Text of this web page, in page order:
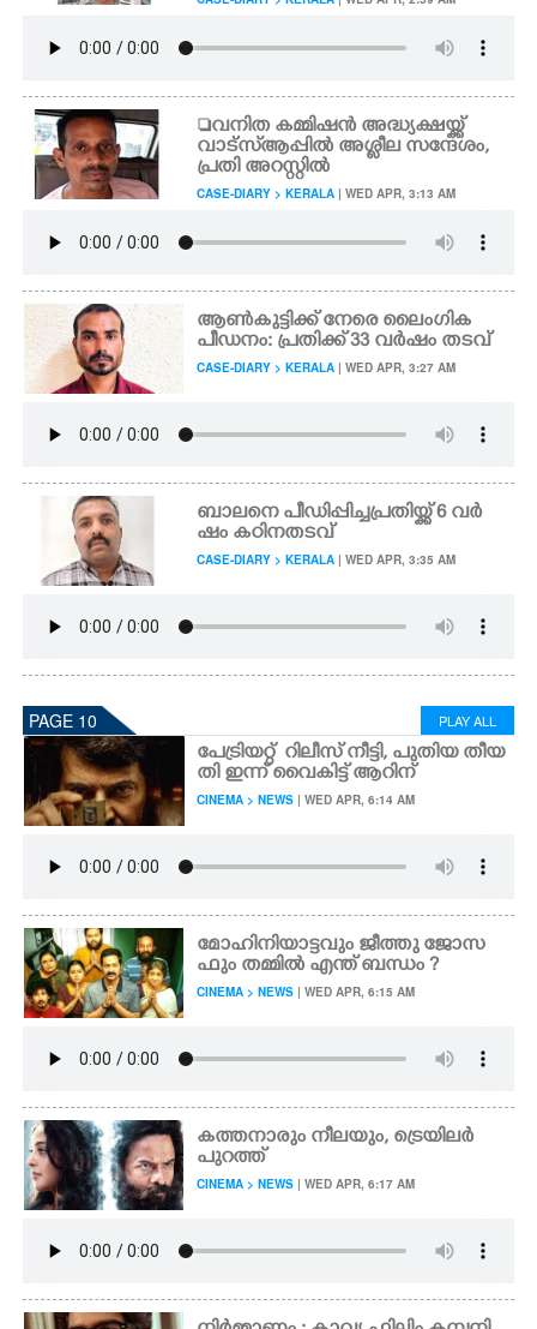
വനിത കമ്മിഷൻ അദ്ധ്യക്ഷയ്ക്ക്
വാട്സ്ആപ്പിൽ അശ്ലീല സന്ദേശം,
പ്രതി അറസ്റ്റിൽ
CASE-DIARY > KERALA | WED APR, 3:13 AM
ആൺകുട്ടിക്ക് നേരെ ലൈംഗിക
പീഡനം: പ്രതിക്ക് 33 വർഷം തടവ്
CASE-DIARY > KERALA | WED APR, 3:27 AM
ബാലനെ പീഡിപ്പിച്ച പ്രതിയ്ക്ക് 6 വർ
ഷം കഠിനതടവ്
CASE-DIARY > KERALA | WED APR, 3:35 AM
PAGE 10 PLAY ALL
പേ​ട്രി​യ​റ്റ് ​ റി​ലീസ് നീട്ടി​, പുതി​യ തീയ
തി​ ഇന്ന് വൈകി​ട്ട് ആറി​ന്
CINEMA > NEWS | WED APR, 6:14 AM
മോഹിനിയാട്ടവും ജീത്തു ജോസ
ഫും തമ്മിൽ എന്ത് ബന്ധം ?
CINEMA > NEWS | WED APR, 6:15 AM
കത്തനാരും നീലയും, ട്രെയിലർ
പുറത്ത്
CINEMA > NEWS | WED APR, 6:17 AM